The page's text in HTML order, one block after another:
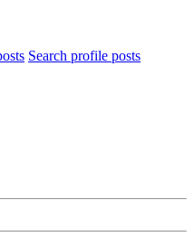
Search profile posts